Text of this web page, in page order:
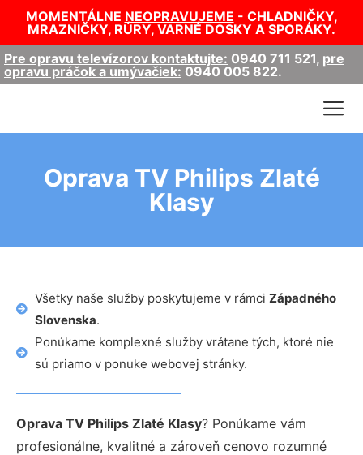
MOMENTÁLNE NEOPRAVUJEME - CHLADNIČKY,
MRAZNIČKY, RÚRY, VARNÉ DOSKY A SPORÁKY.
Pre opravu televízorov kontaktujte: 0940 711 521, pre
opravu práčok a umývačiek: 0940 005 822.
Oprava TV Philips Zlaté
Klasy
Všetky naše služby poskytujeme v rámci Západného
Slovenska.
Ponúkame komplexné služby vrátane tých, ktoré nie
sú priamo v ponuke webovej stránky.
Oprava TV Philips Zlaté Klasy? Ponúkame vám
profesionálne, kvalitné a zároveň cenovo rozumné